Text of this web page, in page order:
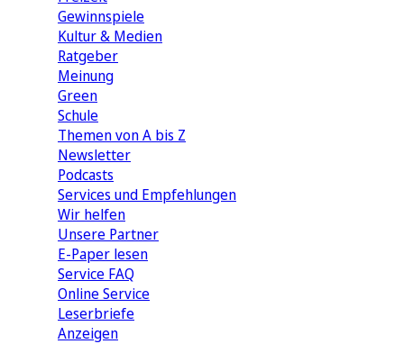
Gewinnspiele
Kultur & Medien
Ratgeber
Meinung
Green
Schule
Themen von A bis Z
Newsletter
Podcasts
Services und Empfehlungen
Wir helfen
Unsere Partner
E-Paper lesen
Service FAQ
Online Service
Leserbriefe
Anzeigen